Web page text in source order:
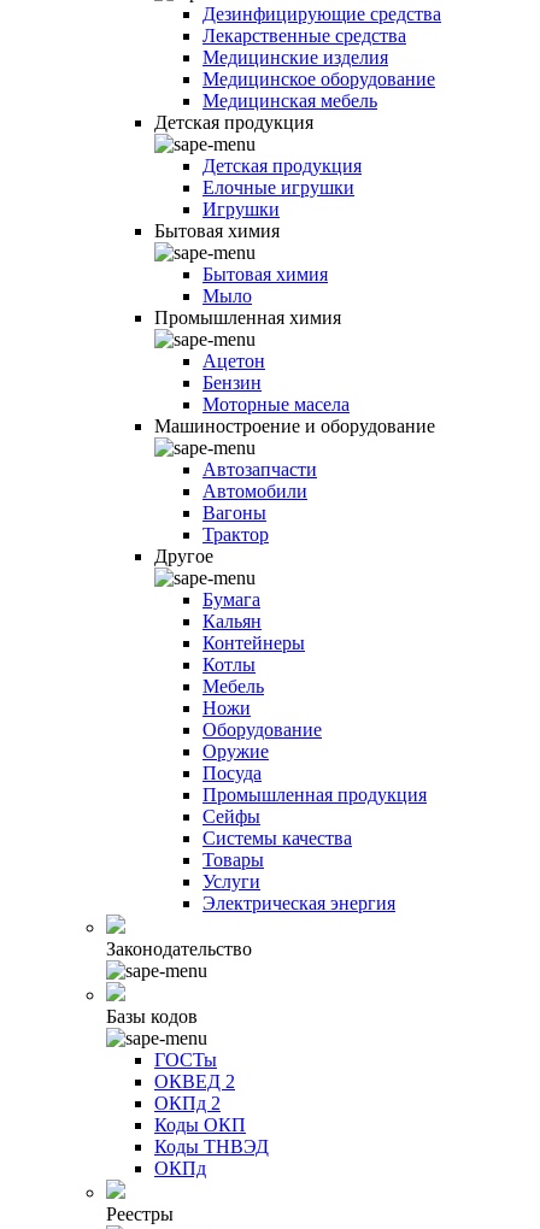
Дезинфицирующие средства
Лекарственные средства
Медицинские изделия
Медицинское оборудование
Медицинская мебель
Детская продукция
Детская продукция
Елочные игрушки
Игрушки
Бытовая химия
Бытовая химия
Мыло
Промышленная химия
Ацетон
Бензин
Моторные масела
Машиностроение и оборудование
Автозапчасти
Автомобили
Вагоны
Трактор
Другое
Бумага
Кальян
Контейнеры
Котлы
Мебель
Ножи
Оборудование
Оружие
Посуда
Промышленная продукция
Сейфы
Системы качества
Товары
Услуги
Электрическая энергия
Законодательство
Базы кодов
ГОСТы
ОКВЕД 2
ОКПд 2
Коды ОКП
Коды ТНВЭД
ОКПд
Реестры